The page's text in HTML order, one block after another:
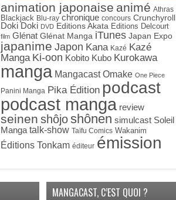
animation japonaise animé Athras
Blackjack Blu-ray chronique concours Crunchyroll
Doki Doki DVD Editions Akata Editions Delcourt
film Glénat Glénat Manga iTunes Japan Expo
japanime Japon Kana Kazé Kazé
Manga Ki-oon Kobito Kubo Kurokawa
manga Mangacast Omake One Piece
Panini Manga Pika Édition podcast
podcast manga review
seinen shôjoshônen simulcast Soleil
Manga talk-show Taïfu Comics Wakanim
Éditions Tonkam éditeur émission
MANGACAST, C’EST QUOI ?